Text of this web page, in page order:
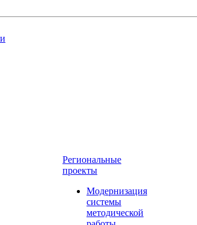
Региональные
проекты
Модернизация
системы
методической